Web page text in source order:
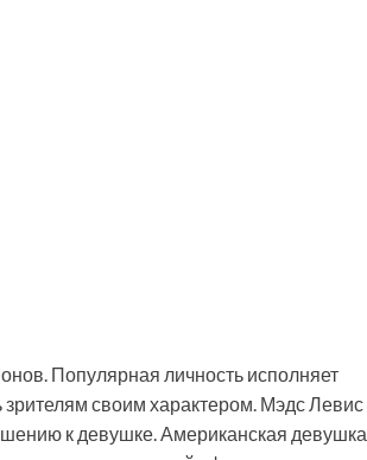
Популярная личность исполняет
своим характером. Мэдс Левис
к девушке. Американская девушка